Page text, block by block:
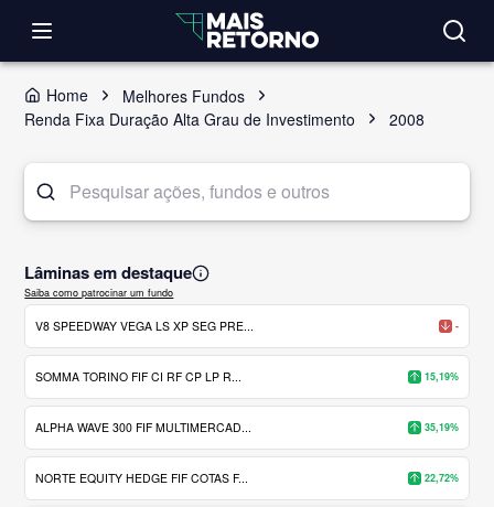
Home
Melhores Fundos
Renda Fixa Duração Alta Grau de Investimento
2008
Lâminas em destaque
Saiba como patrocinar um fundo
V8 SPEEDWAY VEGA LS XP SEG PRE... -
SOMMA TORINO FIF CI RF CP LP R... 15,19%
ALPHA WAVE 300 FIF MULTIMERCAD... 35,19%
NORTE EQUITY HEDGE FIF COTAS F... 22,72%